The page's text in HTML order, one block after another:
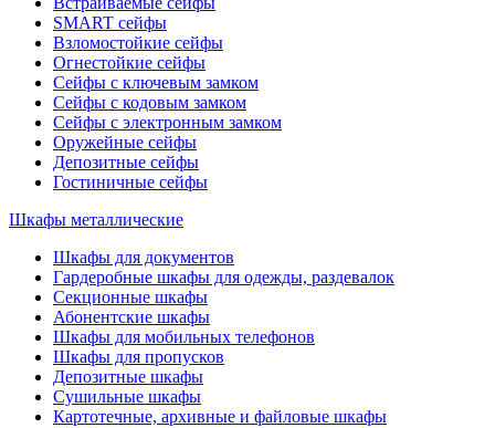
SMART сейфы
Взломостойкие сейфы
Огнестойкие сейфы
Сейфы с ключевым замком
Сейфы с кодовым замком
Сейфы с электронным замком
Оружейные сейфы
Депозитные сейфы
Гостиничные сейфы
Шкафы металлические
Шкафы для документов
Гардеробные шкафы для одежды, раздевалок
Секционные шкафы
Абонентские шкафы
Шкафы для мобильных телефонов
Шкафы для пропусков
Депозитные шкафы
Сушильные шкафы
Картотечные, архивные и файловые шкафы